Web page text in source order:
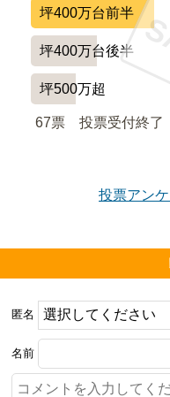
坪400万台前半
坪400万台後半
坪500万超
67票 投票受付終了
投票アン
匿名
名前